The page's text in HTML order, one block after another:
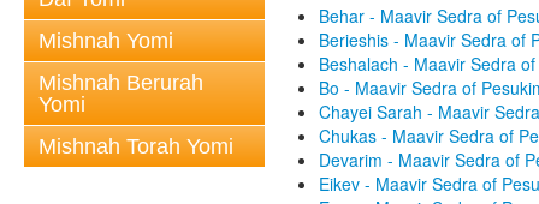
Mishnah Yomi
Mishnah Berurah
Yomi
Mishnah Torah Yomi
Behar - Maavir Sedra of
Berieshis - Maavir Sedra of
Beshalach - Maavir Sedra
Bo - Maavir Sedra of
Chayei Sarah - Maavir
Chukas - Maavir Sedra of
Devarim - Maavir Sedra of
Eikev - Maavir Sedra of